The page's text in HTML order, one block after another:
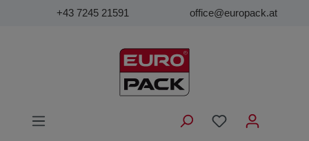
+43 7245 21591 office@europack.at